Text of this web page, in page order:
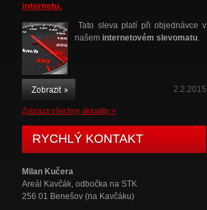
internetu.
Tato sleva platí při objednávce v
našem internetovém slevomatu.
2.2.2015
Zobrazit všechny aktuality »
RYCHLÝ KONTAKT
Milan Kučera
Areál Kavčák, odbočka na STK
256 01 Benešov (na Kavčáku)